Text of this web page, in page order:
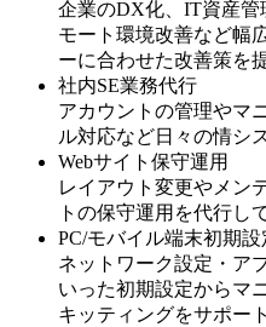
企業のDX化、IT資産管
モート環境改善など幅
ーに合わせた改善策を
社内SE業務代行
アカウントの管理やマ
ル対応など日々の情シ
Webサイト保守運用
レイアウト変更やメン
トの保守運用を代行し
PC/モバイル端末初期設
ネットワーク設定・ア
いった初期設定からマ
キッティングをサポート